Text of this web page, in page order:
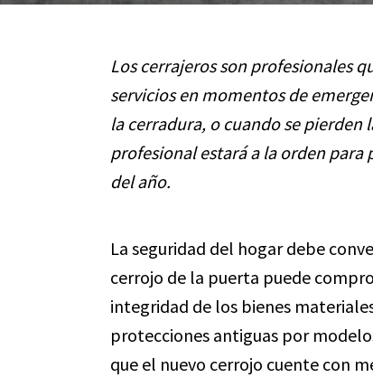
Los cerrajeros son profesionales
servicios en momentos de
la cerradura, o cuando se pierden
profesional estará a la orden para
del año.
La seguridad del hogar debe
cerrojo de la puerta puede
integridad de los bienes
protecciones antiguas por
que el nuevo cerrojo cuente con